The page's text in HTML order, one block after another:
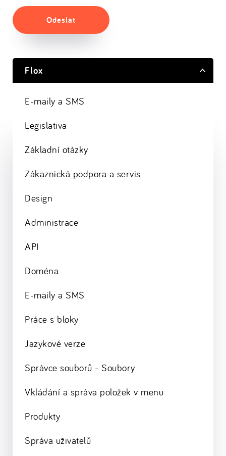
Odeslat
Flox
E-maily a SMS
Legislativa
Základní otázky
Zákaznická podpora a servis
Design
Administrace
API
Doména
E-maily a SMS
Práce s bloky
Jazykové verze
Správce souborů - Soubory
Vkládání a správa položek v menu
Produkty
Správa uživatelů